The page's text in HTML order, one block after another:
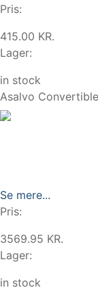
Pris:
415.00 KR.
Lager:
in stock
Asalvo
Se mere...
Pris:
3569.95 KR.
Lager:
in stock